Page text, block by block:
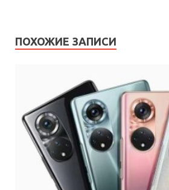
ПОХОЖИЕ ЗАПИСИ